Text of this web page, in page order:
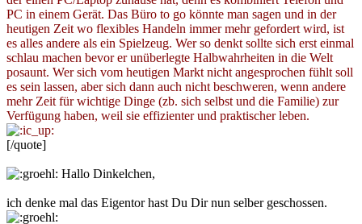
PC in einem Gerät. Das Büro to go könnte man sagen und in der
heutigen Zeit wo flexibles Handeln immer mehr gefordert wird, ist
es alles andere als ein Spielzeug. Wer so denkt sollte sich erst einmal
schlau machen bevor er unüberlegte Halbwahrheiten in die Welt
posaunt. Wer sich vom heutigen Markt nicht angesprochen fühlt soll
es sein lassen, aber sich dann auch nicht beschweren, wenn andere
mehr Zeit für wichtige Dinge (zb. sich selbst und die Familie) zur
Verfügung haben, weil sie effizienter und praktischer leben.
[/quote]
Hallo Dinkelchen,
ich denke mal das Eigentor hast Du Dir nun selber geschossen.